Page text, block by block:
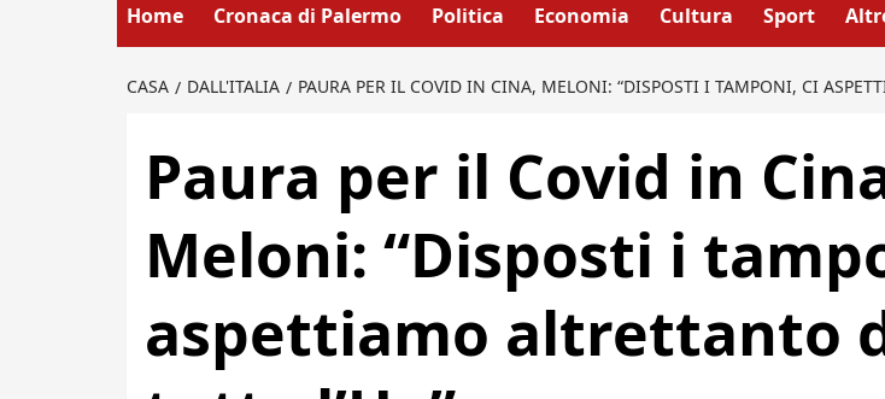
Home Cronaca di Palermo Politica Economia Cultura Sport
CASA DALL'ITALIA PAURA PER IL COVID IN CINA, MELONI: “DISPOSTI I TAMPONI, CI
Paura per il Covid in
Meloni: “Disposti i
aspettiamo altrettanto